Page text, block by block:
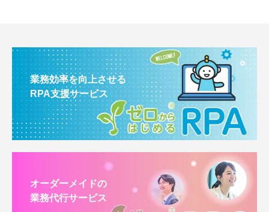
業務効率を向上させる
RPA支援サービス
オーダーメイドの
業務代行サービス